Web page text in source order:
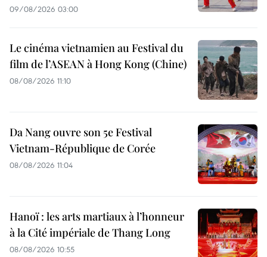
09/08/2026 03:00
Le cinéma vietnamien au Festival du
film de l’ASEAN à Hong Kong (Chine)
08/08/2026 11:10
Da Nang ouvre son 5e Festival
Vietnam-République de Corée
08/08/2026 11:04
Hanoï : les arts martiaux à l’honneur
à la Cité impériale de Thang Long
08/08/2026 10:55